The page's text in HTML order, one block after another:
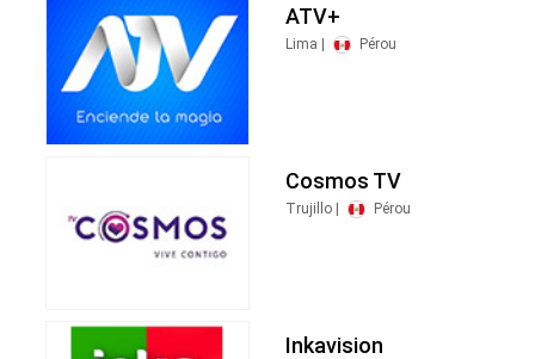
ATV+
Lima | Pérou
Cosmos TV
Trujillo | Pérou
Inkavision